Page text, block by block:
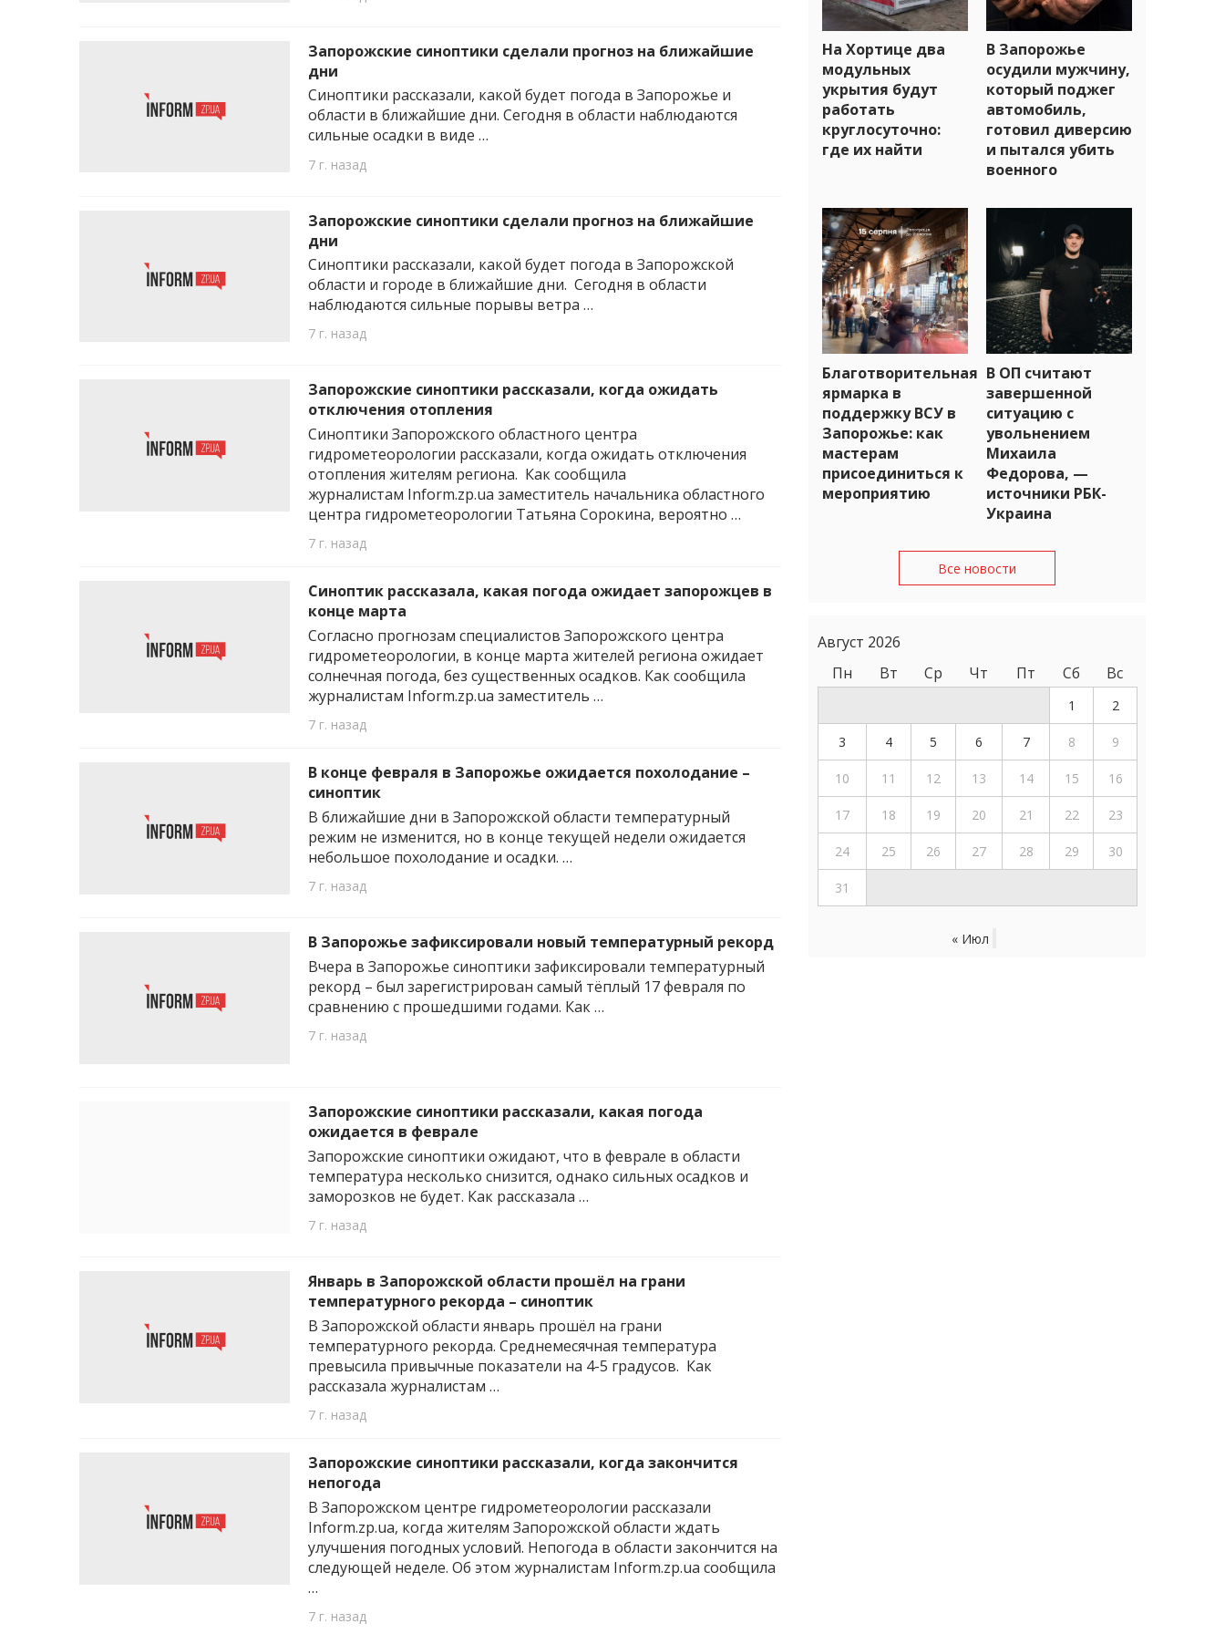
Запорожские синоптики сделали прогноз на ближайшие
дни
Синоптики рассказали, какой будет погода в Запорожье и
области в ближайшие дни. Сегодня в области наблюдаются
сильные осадки в виде …
7 г. назад
Запорожские синоптики сделали прогноз на ближайшие
дни
Синоптики рассказали, какой будет погода в Запорожской
области и городе в ближайшие дни. Сегодня в области
наблюдаются сильные порывы ветра …
7 г. назад
Запорожские синоптики рассказали, когда ожидать
отключения отопления
Синоптики Запорожского областного центра
гидрометеорологии рассказали, когда ожидать отключения
отопления жителям региона. Как сообщила
журналистам Inform.zp.ua заместитель начальника областного
центра гидрометеорологии Татьяна Сорокина, вероятно …
7 г. назад
Синоптик рассказала, какая погода ожидает запорожцев в
конце марта
Согласно прогнозам специалистов Запорожского центра
гидрометеорологии, в конце марта жителей региона ожидает
солнечная погода, без существенных осадков. Как сообщила
журналистам Inform.zp.ua заместитель …
7 г. назад
В конце февраля в Запорожье ожидается похолодание –
синоптик
В ближайшие дни в Запорожской области температурный
режим не изменится, но в конце текущей недели ожидается
небольшое похолодание и осадки. …
7 г. назад
В Запорожье зафиксировали новый температурный рекорд
Вчера в Запорожье синоптики зафиксировали температурный
рекорд – был зарегистрирован самый тёплый 17 февраля по
сравнению с прошедшими годами. Как …
7 г. назад
Запорожские синоптики рассказали, какая погода
ожидается в феврале
Запорожские синоптики ожидают, что в феврале в области
температура несколько снизится, однако сильных осадков и
заморозков не будет. Как рассказала …
7 г. назад
Январь в Запорожской области прошёл на грани
температурного рекорда – синоптик
В Запорожской области январь прошёл на грани
температурного рекорда. Среднемесячная температура
превысила привычные показатели на 4-5 градусов. Как
рассказала журналистам …
7 г. назад
Запорожские синоптики рассказали, когда закончится
непогода
В Запорожском центре гидрометеорологии рассказали
Inform.zp.ua, когда жителям Запорожской области ждать
улучшения погодных условий. Непогода в области закончится на
следующей неделе. Об этом журналистам Inform.zp.ua сообщила
…
7 г. назад
На Хортице два
модульных
укрытия будут
работать
круглосуточно:
где их найти
В Запорожье
осудили мужчину,
который поджег
автомобиль,
готовил диверсию
и пытался убить
военного
Благотворительная
ярмарка в
поддержку ВСУ в
Запорожье: как
мастерам
присоединиться к
мероприятию
В ОП считают
завершенной
ситуацию с
увольнением
Михаила
Федорова, —
источники РБК-
Украина
Все новости
Август 2026
Пн
Вт Ср Чт Пт Сб Вс
1 2
3 4 5 6 7 8 9
10 11 12 13 14 15 16
17 18 19 20 21 22 23
24 25 26 27 28 29 30
31
« Июл